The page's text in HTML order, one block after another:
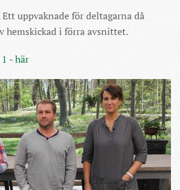
uppvaknade för deltagarna då
hemskickad i förra avsnittet.
- här